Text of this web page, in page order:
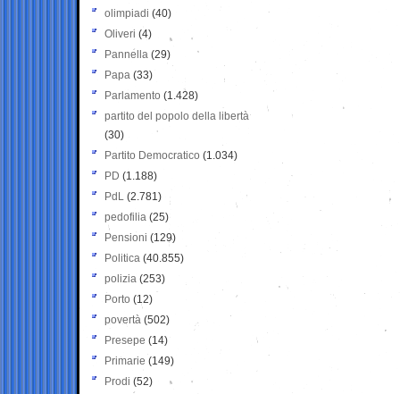
olimpiadi (40)
Oliveri (4)
Pannella (29)
Papa (33)
Parlamento (1.428)
partito del popolo della libertà
(30)
Partito Democratico (1.034)
PD (1.188)
PdL (2.781)
pedofilia (25)
Pensioni (129)
Politica (40.855)
polizia (253)
Porto (12)
povertà (502)
Presepe (14)
Primarie (149)
Prodi (52)